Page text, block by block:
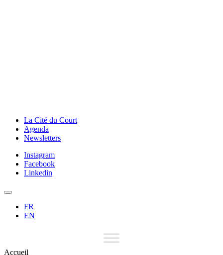
La Cité du Court
Agenda
Newsletters
Instagram
Facebook
Linkedin
FR
EN
Accueil